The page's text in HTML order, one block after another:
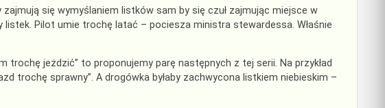
się wymyślaniem listków sam by się czuł zajmując miejsce w
Pilot umie trochę latać – pociesza ministra stewardessa. Właśnie
jeżdzić” to proponujemy parę następnych z tej serii. Na przykład
trochę sprawny”. A drogówka byłaby zachwycona listkiem niebieskim –